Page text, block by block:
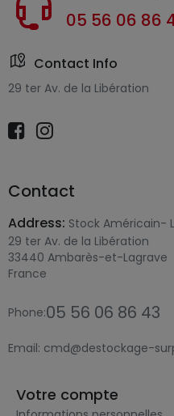
05 56 06 86
Contact Info
29 ter Av. de la Libération
Contact
Address: Stock Américain-
29 ter Av. de la Libération
33440 Ambarès-et-Lagrave
France
Phone:05 56 06 86 43
Email: cmd@destockage-
Votre compte